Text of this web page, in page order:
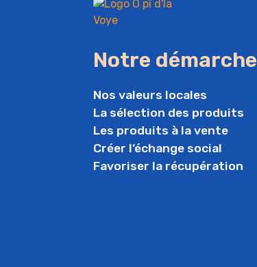
Notre démarche
Nos valeurs locales
La sélection des produits
Les produits à la vente
Créer l’échange social
Favoriser la récupération